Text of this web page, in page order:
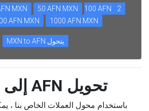
2 AFN MXN
MXN 50 AFN MXN
100 AFN
AFN MXN 1000 AFN MXN
يتحول MXN to AFN
تحويل AFN إلى MXN
باستخدام محول العملات الخاص بنا ،